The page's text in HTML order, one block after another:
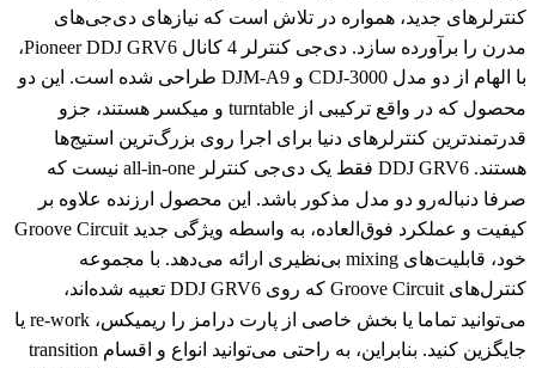
کنترلرهای جدید، همواره در تلاش است که نیازهای دی‌جی‌های
مدرن را برآورده سازد. دی‌جی کنترلر 4 کانال Pioneer DDJ GRV6،
با الهام از دو مدل CDJ-3000 و DJM-A9 طراحی شده است. این دو
محصول که در واقع ترکیبی از turntable و میکسر هستند، جزو
قدرتمندترین کنترلرهای دنیا برای اجرا روی بزرگ‌ترین استیج‌ها
هستند. DDJ GRV6 فقط یک دی‌جی کنترلر all-in-one نیست که
صرفا دنباله‌رو دو مدل مذکور باشد. این محصول ارزنده علاوه بر
کیفیت و عملکرد فوق‌العاده، به واسطه ویژگی جدید Groove Circuit
خود، قابلیت‌های mixing بی‌نظیری ارائه می‌دهد. با مجموعه
کنترل‌های Groove Circuit که روی DDJ GRV6 تعبیه شده‌اند،
می‌توانید تماما یا بخش خاصی از پارت درامز را ریمیکس، re-work یا
جایگزین کنید. بنابراین، به راحتی می‌توانید انواع و اقسام transition